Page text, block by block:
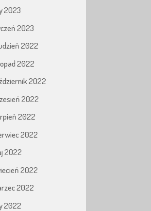
2023
2023
2022
2022
2022
2022
2022
2022
2022
2022
2022
2022